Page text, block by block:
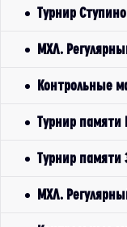
Турнир
МХЛ.
Контрольные
Турнир памяти
Турнир памяти
МХЛ.